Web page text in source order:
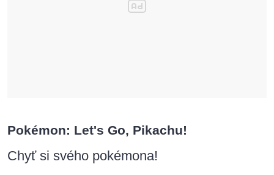
Pokémon: Let's Go, Pikachu!
Chyť si svého pokémona!